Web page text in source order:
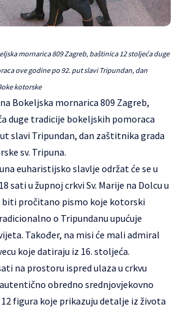
mornarica 809 Zagreb, baštinica 12 stoljeća duge
ove godine po 92. put slavi Tripundan, dan
kotorske
Bokeljska mornarica 809 Zagreb,
duge tradicije bokeljskih pomoraca
slavi Tripundan, dan zaštitnika grada
sv. Tripuna.
euharistijsko slavlje održat će se u
sati u župnoj crkvi Sv. Marije na Dolcu u
biti pročitano pismo koje kotorski
o Tripundanu upućuje
Također, na misi će mali admiral
koje datiraju iz 16. stoljeća.
na prostoru ispred ulaza u crkvu
obredno srednjovjekovno
figura koje prikazuju detalje iz života